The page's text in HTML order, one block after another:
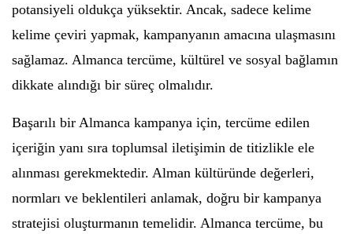
potansiyeli oldukça yüksektir. Ancak, sadece kelime
kelime çeviri yapmak, kampanyanın amacına ulaşmasını
sağlamaz. Almanca tercüme, kültürel ve sosyal bağlamın
dikkate alındığı bir süreç olmalıdır.
Başarılı bir Almanca kampanya için, tercüme edilen
içeriğin yanı sıra toplumsal iletişimin de titizlikle ele
alınması gerekmektedir. Alman kültüründe değerleri,
normları ve beklentileri anlamak, doğru bir kampanya
stratejisi oluşturmanın temelidir. Almanca tercüme, bu